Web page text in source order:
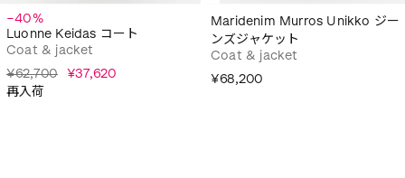
−40%
Luonne Keidas コート
Coat & jacket
¥62,700 ¥37,620
再入荷
Maridenim Murros Unikko ジー
ンズジャケット
Coat & jacket
¥68,200